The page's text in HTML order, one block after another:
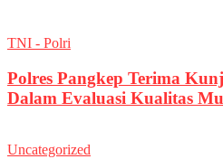
TNI - Polri
Polres Pangkep Terima
Dalam Evaluasi Kualitas
Uncategorized